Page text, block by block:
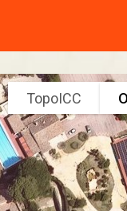
TopoICC